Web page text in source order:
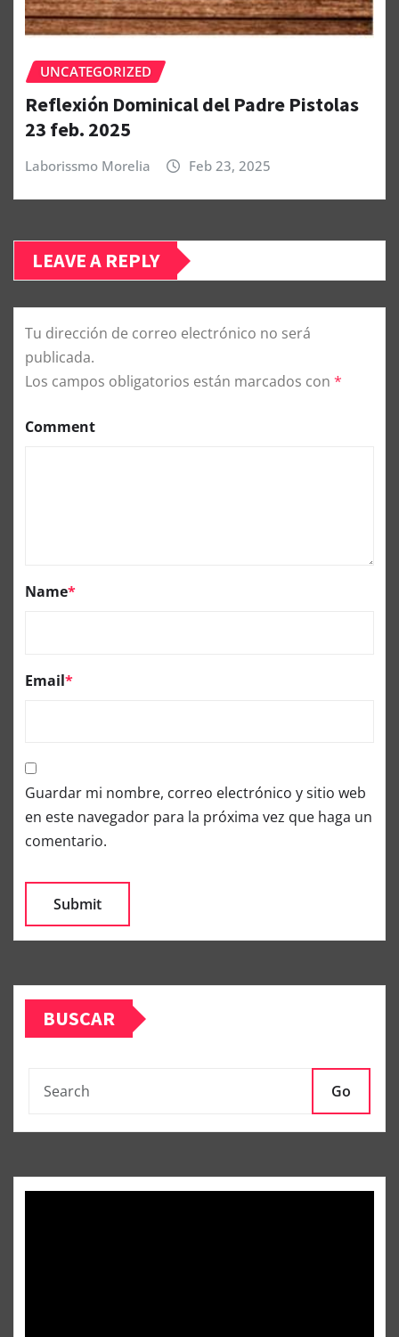
UNCATEGORIZED
Reflexión Dominical del Padre Pistolas
23 feb. 2025
Laborissmo Morelia Feb 23, 2025
LEAVE A REPLY
Tu dirección de correo electrónico no será
publicada.
Los campos obligatorios están marcados con *
Comment
Name*
Email*
Guardar mi nombre, correo electrónico y sitio web
en este navegador para la próxima vez que haga un
comentario.
BUSCAR
Go